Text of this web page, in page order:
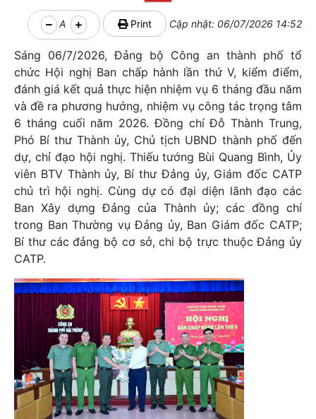
A Print Cập nhật: 06/07/2026 14:52
Sáng 06/7/2026, Đảng bộ Công an thành phố tổ
chức Hội nghị Ban chấp hành lần thứ V, kiểm điểm,
đánh giá kết quả thực hiện nhiệm vụ 6 tháng đầu năm
và đề ra phương hướng, nhiệm vụ công tác trọng tâm
6 tháng cuối năm 2026. Đồng chí Đỗ Thành Trung,
Phó Bí thư Thành ủy, Chủ tịch UBND thành phố đến
dự, chỉ đạo hội nghị. Thiếu tướng Bùi Quang Bình, Ủy
viên BTV Thành ủy, Bí thư Đảng ủy, Giám đốc CATP
chủ trì hội nghị. Cùng dự có đại diện lãnh đạo các
Ban Xây dựng Đảng của Thành ủy; các đồng chí
trong Ban Thường vụ Đảng ủy, Ban Giám đốc CATP;
Bí thư các đảng bộ cơ sở, chi bộ trực thuộc Đảng ủy
CATP.